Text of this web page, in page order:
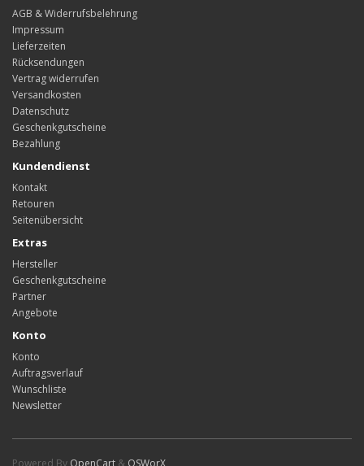
AGB & Widerrufsbelehrung
Impressum
Lieferzeiten
Rücksendungen
Vertrag widerrufen
Versandkosten
Datenschutz
Geschenkgutscheine
Bezahlung
Kundendienst
Kontakt
Retouren
Seitenübersicht
Extras
Hersteller
Geschenkgutscheine
Partner
Angebote
Konto
Konto
Auftragsverlauf
Wunschliste
Newsletter
Powered By OpenCart & OSWorX